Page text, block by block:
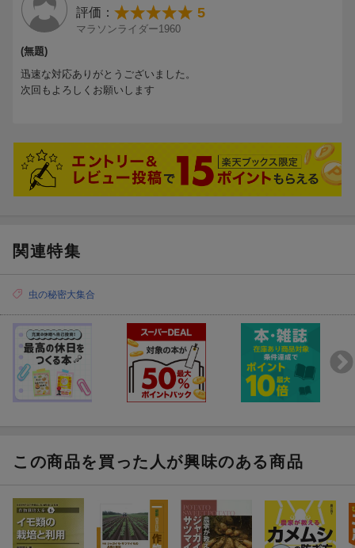
評価： 5
マラソンライダー1960
(無題)
迅速な対応ありがとうございました。
次回もよろしくお願いします
関連特集
虫の秘密大集合
この商品を買った人が興味のある商品